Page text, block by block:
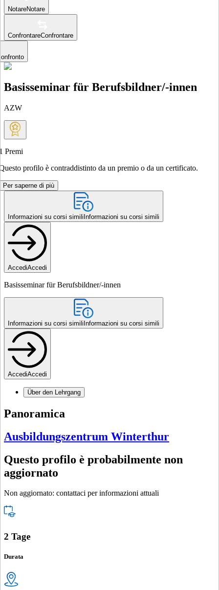
NotareNotare
ConfrontareConfrontare
Basisseminar für Berufsbildner/-innen
AZW
Premi
profilo è contraddistinto da un premio o da un certificato.
Per saperne di più
Informazioni su corsi simili Informazioni su corsi simili
AccediAccedi
Basisseminar für Berufsbildner/-innen
Informazioni su corsi simili Informazioni su corsi simili
AccediAccedi
Über den Lehrgang
Panoramica
Ausbildungszentrum Winterthur
Questo profilo è probabilmente non
aggiornato
Non aggiornato: contattaci per informazioni attuali
2 Tage
Durata